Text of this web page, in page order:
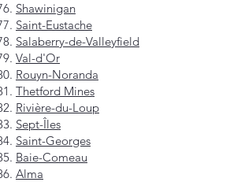
Shawinigan
Saint-Eustache
Salaberry-de-Valleyfield
Val-d'Or
Rouyn-Noranda
Thetford Mines
Rivière-du-Loup
Sept-Îles
Saint-Georges
Baie-Comeau
Alma